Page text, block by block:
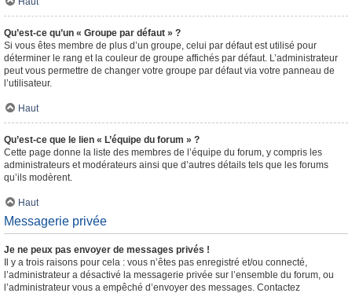
Qu’est-ce qu’un « Groupe par défaut » ?
Si vous êtes membre de plus d’un groupe, celui par défaut est utilisé pour
déterminer le rang et la couleur de groupe affichés par défaut. L’administrateur
peut vous permettre de changer votre groupe par défaut via votre panneau de
l’utilisateur.
Haut
Qu’est-ce que le lien « L’équipe du forum » ?
Cette page donne la liste des membres de l’équipe du forum, y compris les
administrateurs et modérateurs ainsi que d’autres détails tels que les forums
qu’ils modèrent.
Haut
Messagerie privée
Je ne peux pas envoyer de messages privés !
Il y a trois raisons pour cela : vous n’êtes pas enregistré et/ou connecté,
l’administrateur a désactivé la messagerie privée sur l’ensemble du forum, ou
l’administrateur vous a empêché d’envoyer des messages. Contactez